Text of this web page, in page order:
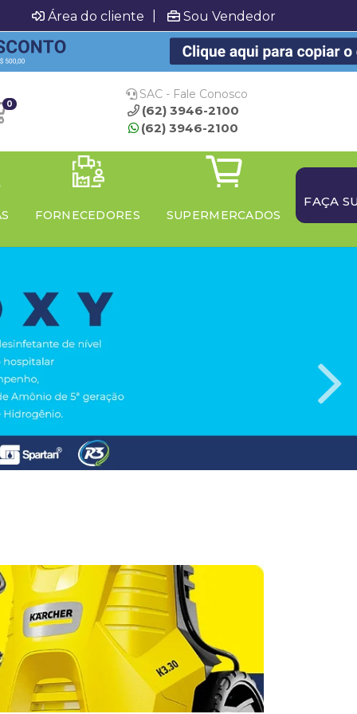
Área do cliente Sou Vendedor
0
SAC - Fale Conosco
(62) 3946-2100
(62) 3946-2100
FORNECEDORES SUPERMERCADOS
FAÇA